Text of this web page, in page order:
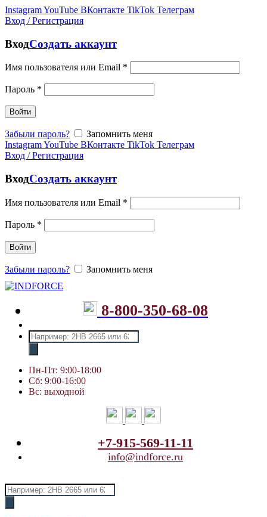
InstagramYouTube ВКонтакте TikTok Телеграм
Вход / Регистрация
ВходСоздать аккаунт
Имя пользователя или Email *
Пароль *
Войти
Забыли пароль?
Запомнить меня
InstagramYouTube ВКонтакте TikTok Телеграм
Вход / Регистрация
ВходСоздать аккаунт
Имя пользователя или Email *
Пароль *
Войти
Забыли пароль? Запомнить меня
8-800-350-68-08
Поиск
товаров
Пн-Пт: 9:00-18:00
Сб: 9:00-16:00
Вс: выходной
+7-915-569-11-11
info@indforce.ru
Поиск
товаров